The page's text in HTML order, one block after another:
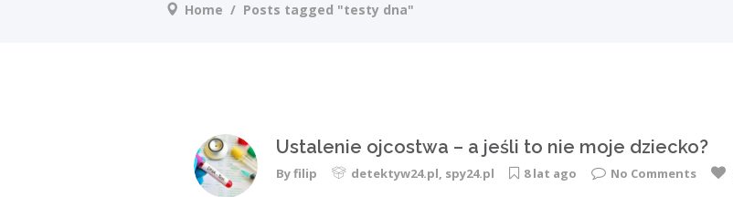
Home / Posts tagged "testy dna"
Ustalenie ojcostwa – a jeśli to nie moje dziecko?
Byfilip detektyw24.pl, spy24.pl 8 lat ago No Comments